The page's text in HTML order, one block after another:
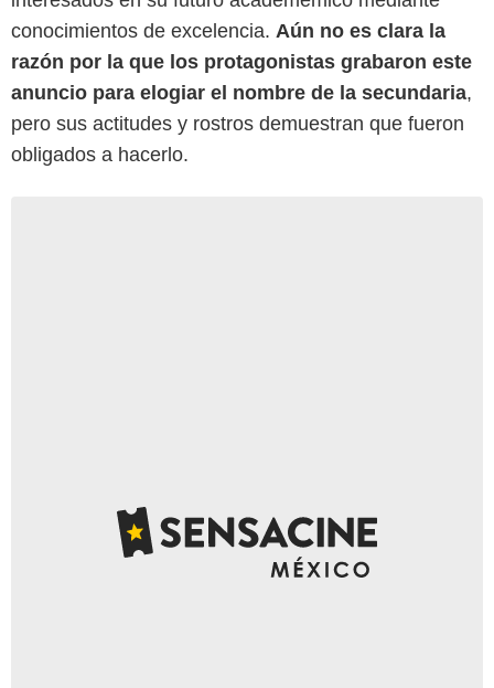
conocimientos de excelencia. Aún no es clara la
razón por la que los protagonistas grabaron este
anuncio para elogiar el nombre de la secundaria,
pero sus actitudes y rostros demuestran que fueron
obligados a hacerlo.